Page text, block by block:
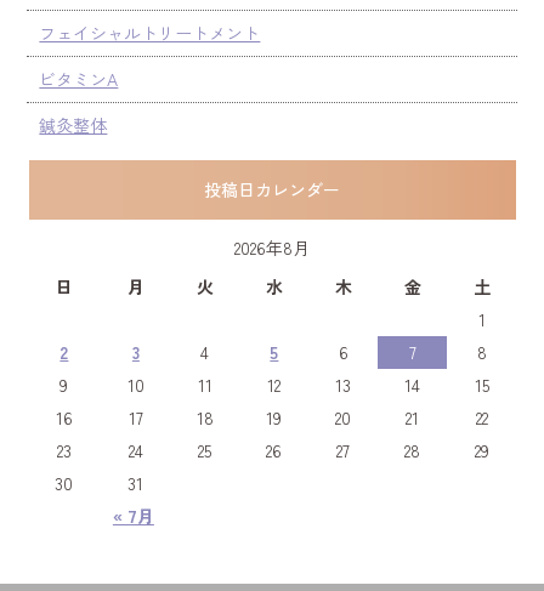
フェイシャルトリートメント
ビタミンA
鍼灸整体
投稿日カレンダー
2026年8月
日
月 火 水 木 金 土
« 7月
1
2
3 4 5 6 7
8
9
10 11 12 13 14
15
16
17 18 19 20 21
22
23
24 25 26 27 28
29
30
31